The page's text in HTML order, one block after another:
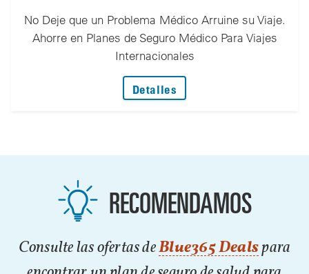
No Deje que un Problema Médico Arruine su Viaje.
Ahorre en Planes de Seguro Médico Para Viajes
Internacionales
Detalles
RECOMENDAMOS
Consulte las ofertas deBlue365 Deals para